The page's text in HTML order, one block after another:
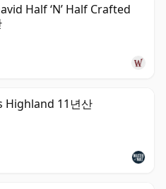
Half ‘N’ Half Crafted
Highland 11년산